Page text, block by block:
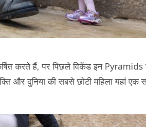
करते हैं, पर पिछले विकेंड इन Pyramids
और दुनिया की सबसे छोटी महिला यहां एक